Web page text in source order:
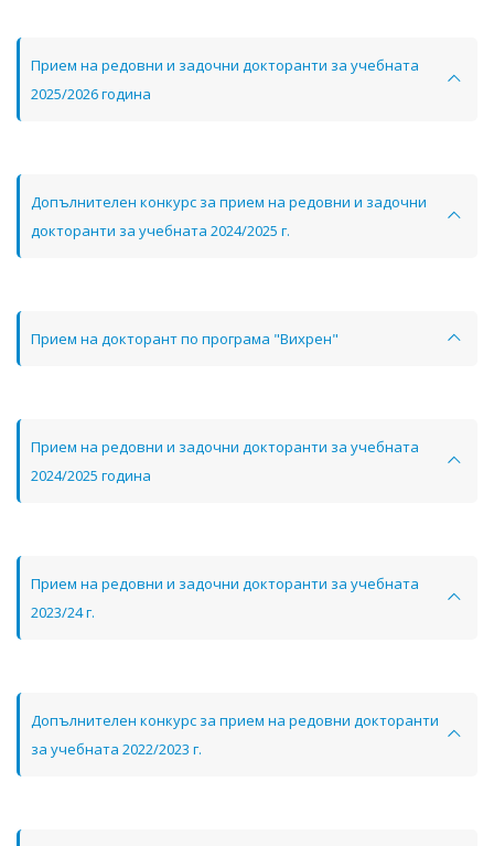
Прием на редовни и задочни докторанти за учебната
2025/2026 година
Допълнителен конкурс за прием на редовни и задочни
докторанти за учебната 2024/2025 г.
Прием на докторант по програма "Вихрен"
Прием на редовни и задочни докторанти за учебната
2024/2025 година
Прием на редовни и задочни докторанти за учебната
2023/24 г.
Допълнителен конкурс за прием на редовни докторанти
за учебната 2022/2023 г.